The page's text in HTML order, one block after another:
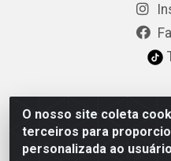
O nosso site coleta
terceiros para
personalizada ao
Baixe já